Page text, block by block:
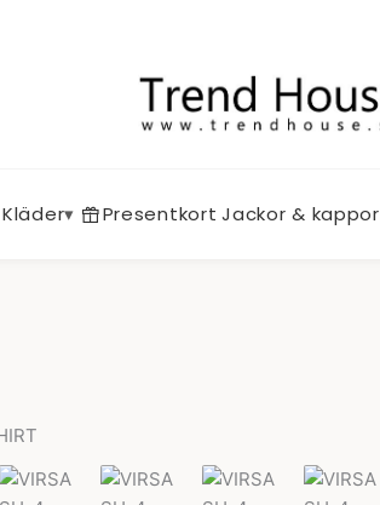
Kläder▾ Presentkort Jackor & kappor